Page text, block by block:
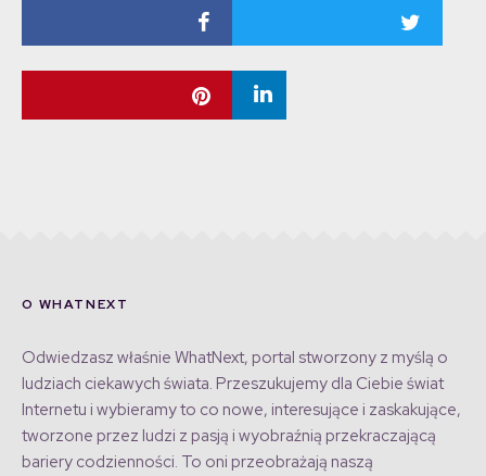
O WHATNEXT
Odwiedzasz właśnie WhatNext, portal stworzony z myślą o
ludziach ciekawych świata. Przeszukujemy dla Ciebie świat
Internetu i wybieramy to co nowe, interesujące i zaskakujące,
tworzone przez ludzi z pasją i wyobraźnią przekraczającą
bariery codzienności. To oni przeobrażają naszą